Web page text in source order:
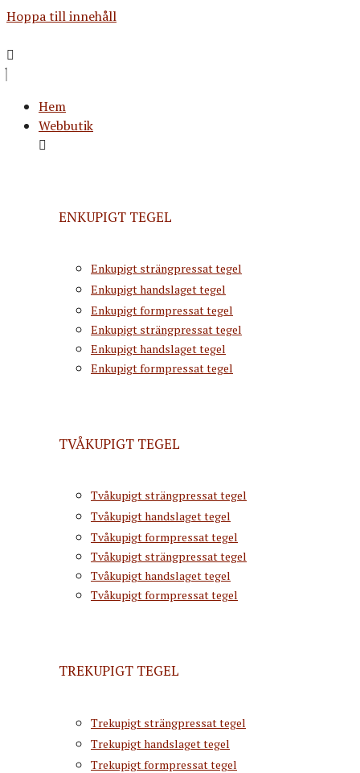
Hoppa till innehåll
Hem
Webbutik
ENKUPIGT TEGEL
Enkupigt strängpressat tegel
Enkupigt handslaget tegel
Enkupigt formpressat tegel
Enkupigt strängpressat tegel
Enkupigt handslaget tegel
Enkupigt formpressat tegel
TVÅKUPIGT TEGEL
Tvåkupigt strängpressat tegel
Tvåkupigt handslaget tegel
Tvåkupigt formpressat tegel
Tvåkupigt strängpressat tegel
Tvåkupigt handslaget tegel
Tvåkupigt formpressat tegel
TREKUPIGT TEGEL
Trekupigt strängpressat tegel
Trekupigt handslaget tegel
Trekupigt formpressat tegel